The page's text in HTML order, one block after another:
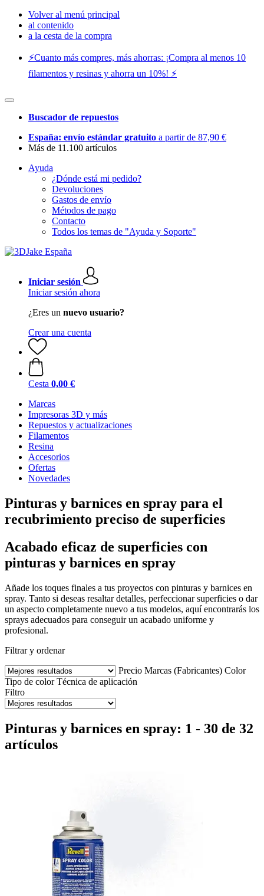
Volver al menú principal
al contenido
a la cesta de la compra
⚡️Cuanto más compres, más ahorras: ¡Compra al menos 10
filamentos y resinas y ahorra un 10%! ⚡️
Buscador de repuestos
España: envío estándar gratuito a partir de 87,90 €
Más de 11.100 artículos
Ayuda
¿Dónde está mi pedido?
Devoluciones
Gastos de envío
Métodos de pago
Contacto
Todos los temas de "Ayuda y Soporte"
Iniciar sesión
Iniciar sesión ahora
¿Eres un nuevo usuario?
Crear una cuenta
Cesta 0,00 €
Marcas
Impresoras 3D y más
Repuestos y actualizaciones
Filamentos
Resina
Accesorios
Ofertas
Novedades
Pinturas y barnices en spray para el
recubrimiento preciso de superficies
Acabado eficaz de superficies con
pinturas y barnices en spray
Añade los toques finales a tus proyectos con pinturas y barnices en
spray. Tanto si deseas resaltar detalles, perfeccionar superficies o dar
un aspecto completamente nuevo a tus modelos, aquí encontrarás los
sprays adecuados para conseguir un acabado uniforme y
profesional.
Filtrar y ordenar
Precio Marcas (Fabricantes) Color
Tipo de color Técnica de aplicación
Filtro
Pinturas y barnices en spray: 1 - 30 de 32
artículos